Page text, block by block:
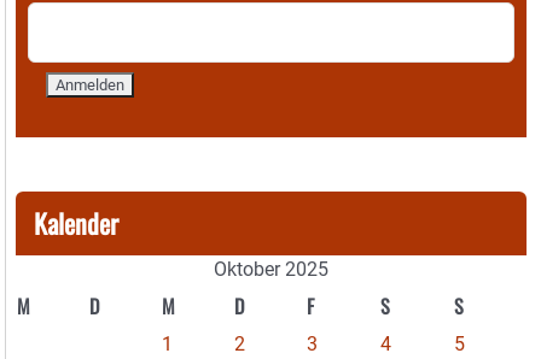
Kalender
Oktober 2025
M D M D F S S
1 2 3 4
5